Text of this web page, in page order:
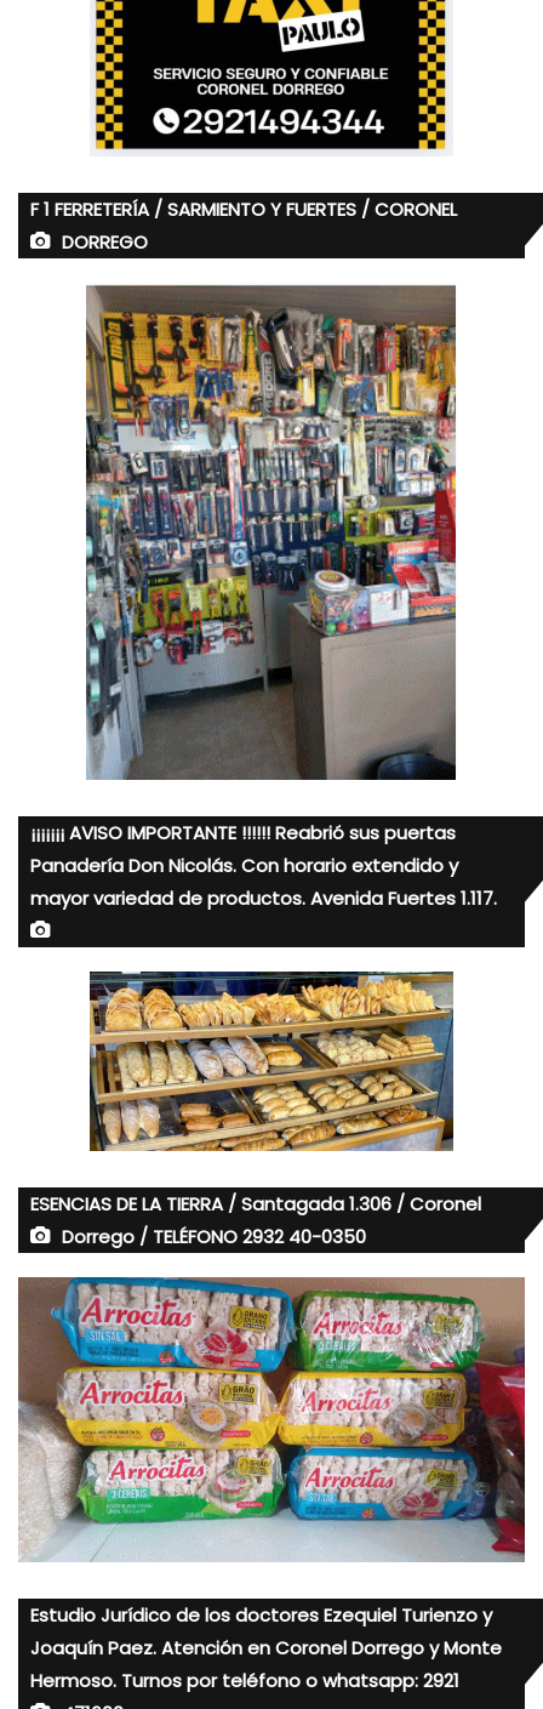
F 1 FERRETERÍA / SARMIENTO Y FUERTES / CORONEL
DORREGO
¡¡¡¡¡¡¡ AVISO IMPORTANTE !!!!!! Reabrió sus puertas
Panadería Don Nicolás. Con horario extendido y
mayor variedad de productos. Avenida Fuertes 1.117.
ESENCIAS DE LA TIERRA / Santagada 1.306 / Coronel
Dorrego / TELÉFONO 2932 40-0350
Estudio Jurídico de los doctores Ezequiel Turienzo y
Joaquín Paez. Atención en Coronel Dorrego y Monte
Hermoso. Turnos por teléfono o whatsapp: 2921